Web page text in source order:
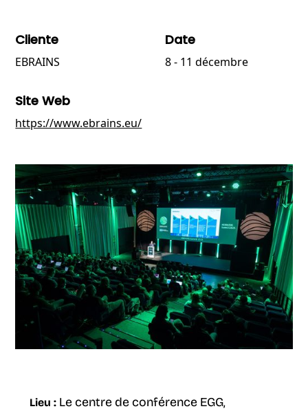
Cliente
EBRAINS
Date
8 - 11 décembre
Site Web
https://www.ebrains.eu/
Lieu :Le centre de conférence EGG,